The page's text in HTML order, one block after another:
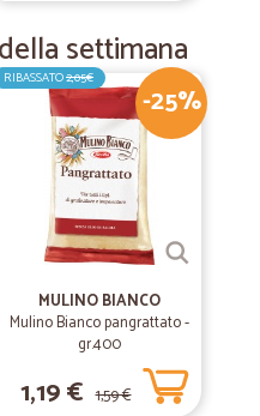
settimana
-25%
RIBASSATO2,05€
MULINO BIANCO
Mulino Bianco pangrattato -
gr.400
1,19 € 1,59 €